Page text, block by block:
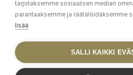
Esa
Site by
tarjotaksemme sosiaalisen median
parantaaksemme ja räätälöidäksemme
lisää
SALLI KAIKKI